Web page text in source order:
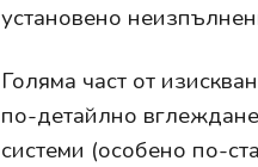
установено
Голяма част от
по-детайлно
системи (особено по-